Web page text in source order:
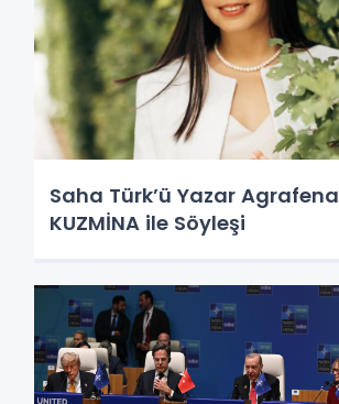
Saha Türk’ü Yazar Agrafena
KUZMİNA ile Söyleşi